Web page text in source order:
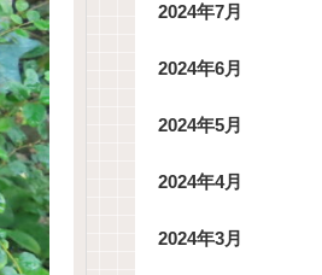
2024年7月
2024年6月
2024年5月
2024年4月
2024年3月